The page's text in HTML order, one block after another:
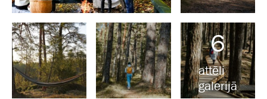
6
attēli
galerijā